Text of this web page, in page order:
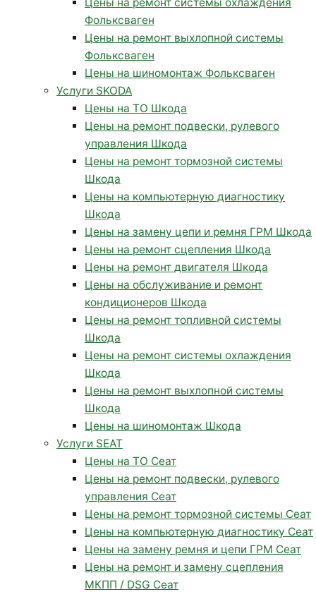
Фольксваген
Цены на ремонт выхлопной системы
Фольксваген
Цены на шиномонтаж Фольксваген
Услуги SKODA
Цены на ТО Шкода
Цены на ремонт подвески, рулевого
управления Шкода
Цены на ремонт тормозной системы
Шкода
Цены на компьютерную диагностику
Шкода
Цены на замену цепи и ремня ГРМ Шкода
Цены на ремонт сцепления Шкода
Цены на ремонт двигателя Шкода
Цены на обслуживание и ремонт
кондиционеров Шкода
Цены на ремонт топливной системы
Шкода
Цены на ремонт системы охлаждения
Шкода
Цены на ремонт выхлопной системы
Шкода
Цены на шиномонтаж Шкода
Услуги SEAT
Цены на ТО Сеат
Цены на ремонт подвески, рулевого
управления Сеат
Цены на ремонт тормозной системы Сеат
Цены на компьютерную диагностику Сеат
Цены на замену ремня и цепи ГРМ Сеат
Цены на ремонт и замену сцепления
МКПП / DSG Сеат